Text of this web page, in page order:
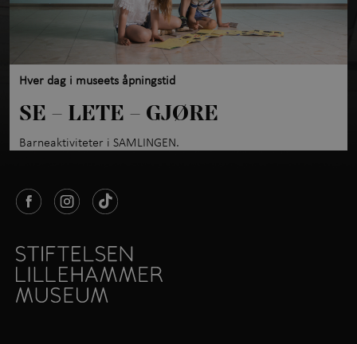
Hver dag i museets åpningstid
SE – LETE – GJØRE
Barneaktiviteter i SAMLINGEN.